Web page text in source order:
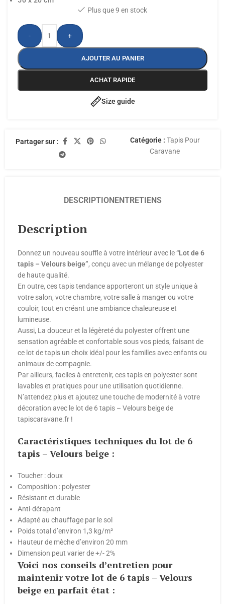
Plus que 9 en stock
- +
AJOUTER AU PANIER
ACHAT RAPIDE
Size guide
Partager sur : Catégorie : Tapis Pour
Caravane
DESCRIPTIONENTRETIENS
Description
Donnez un nouveau souffle à votre intérieur avec le“Lot de 6
tapis – Velours beige”, conçu avec un mélange de polyester
de haute qualité.
En outre, ces tapis tendance apporteront un style unique à
votre salon, votre chambre, votre salle à manger ou votre
couloir, tout en créant une ambiance chaleureuse et
lumineuse.
Aussi, La douceur et la légèreté du polyester offrent une
sensation agréable et confortable sous vos pieds, faisant de
ce lot de tapis un choix idéal pour les familles avec enfants ou
animaux de compagnie.
Par ailleurs, faciles à entretenir, ces tapis en polyester sont
lavables et pratiques pour une utilisation quotidienne.
N’attendez plus et ajoutez une touche de modernité à votre
décoration avec le lot de 6 tapis – Velours beige de
tapiscaravane.fr !
Caractéristiques techniques du lot de 6
tapis – Veloursbeige :
Toucher : doux
Composition : polyester
Résistant et durable
Anti-dérapant
Adapté au chauffage par le sol
Poids total d’environ 1,3 kg/m²
Hauteur de mèche d’environ 20 mm
Dimension peut varier de +/- 2%
Voici nos conseils d’entretien pour
maintenir votre lot de 6 tapis – Velours
beige en parfait état :